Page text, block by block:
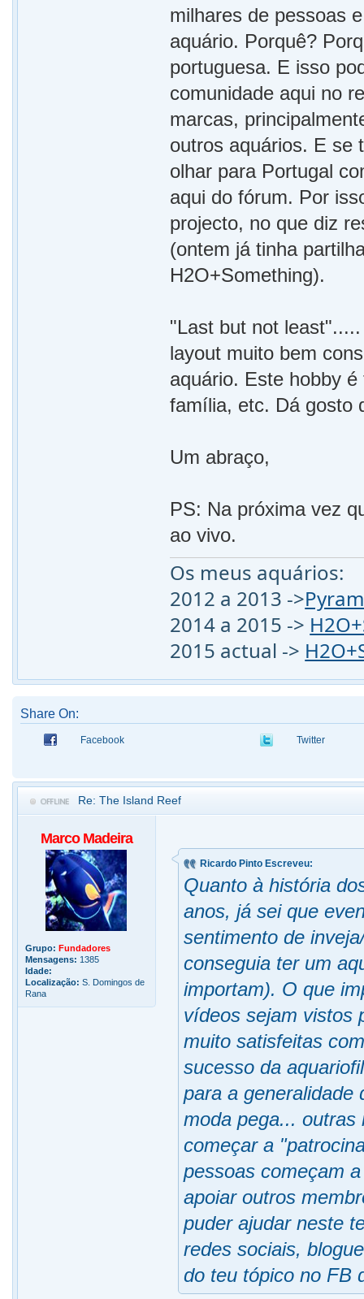
milhares de pessoas
aquário. Porquê?
portuguesa. E isso
comunidade aqui no
marcas,
outros aquários. E se
olhar para Portugal
aqui do fórum. Por
projecto, no que diz
(ontem já tinha
H2O+Something).
"Last but not
layout muito bem
aquário. Este hobby
família, etc. Dá gosto
Um abraço,
PS: Na próxima vez
ao vivo.
Os meus aquários:
2012 a 2013 ->
2014 a 2015 ->
2015 actual ->
Share On:
Facebook Twitter
Re: The Island Reef
Marco Madeira
Grupo: Fundadores
Mensagens: 1385
Idade:
Localização: S. Domingos de
Rana
Ricardo Pinto Escreveu:
Quanto à história
anos, já sei que
sentimento de
conseguia ter um
importam). O que
vídeos sejam vistos
muito satisfeitas
sucesso da
para a generalidade
moda pega... outras
começar a
pessoas começam
apoiar outros
puder ajudar neste
redes sociais,
do teu tópico no FB